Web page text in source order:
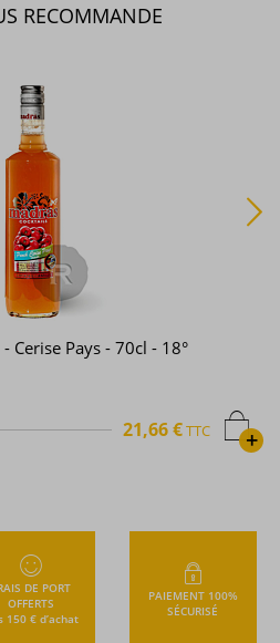
RECOMMANDE
Cerise Pays - 70cl - 18°
+
21,66 €TTC
DE PORT
OFFERTS
150 € d’achat
PAIEMENT 100%
SÉCURISÉ